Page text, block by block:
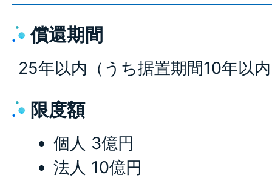
償還期間
25年以内（うち据置期間10年以
限度額
個人 3億円
法人 10億円